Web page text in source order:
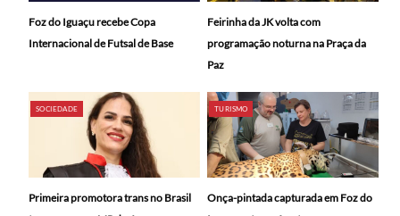
Foz do Iguaçu recebe Copa
Internacional de Futsal de Base
Feirinha da JK volta com
programação noturna na Praça da
Paz
SOCIEDADE
Primeira promotora trans no Brasil
TURISMO
Onça-pintada capturada em Foz do